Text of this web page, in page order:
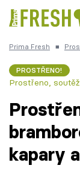
Česká kuchyně
Témata
Prima Fresh ■
PROSTŘENO!
Prostřeno,
kapary